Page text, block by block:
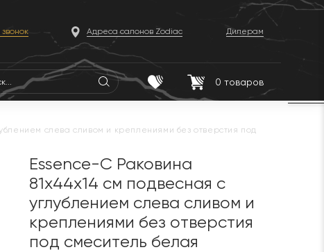
Адреса салонов Zodiac Дилерам
0 товаров
слева сливом и креплениями без отверстия под
Essence-C Раковина
81х44х14 см подвесная с
углублением слева сливом и
креплениями без отверстия
под смеситель белая